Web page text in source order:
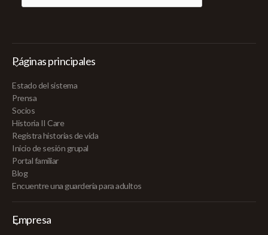
Páginas principales
Estado del sistema
Prensa
Socios
Historia II Care
Registra historias de vida
Inicio de sesión grupal
Portal familiar
Blog
Encuentre una guardería para adultos
Empresa